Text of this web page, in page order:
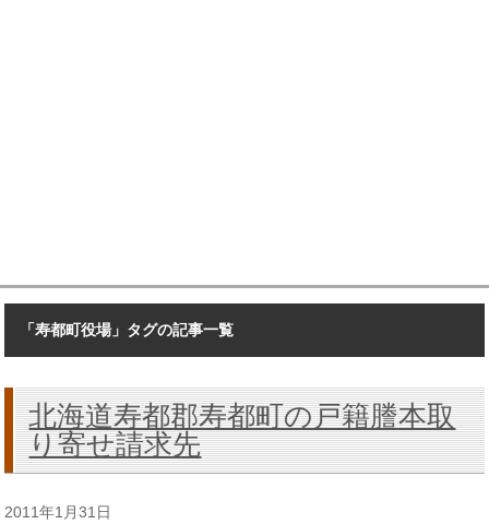
「寿都町役場」タグの記事一覧
北海道寿都郡寿都町の戸籍謄本取
り寄せ請求先
2011年1月31日